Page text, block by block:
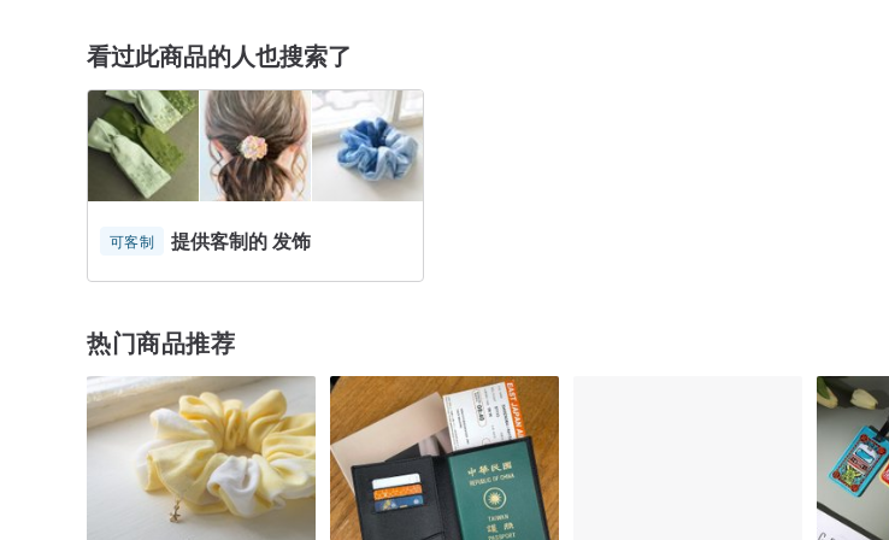
看过此商品的人也搜索了
可客制 提供客制的 发饰
热门商品推荐